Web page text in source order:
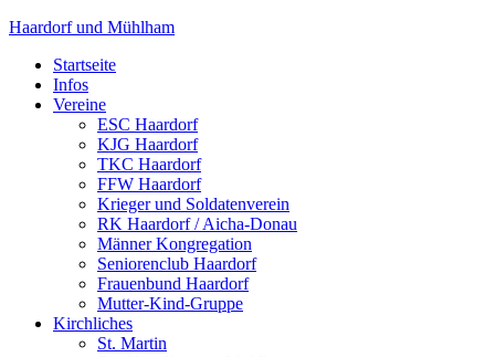
Haardorf und Mühlham
Startseite
Infos
Vereine
ESC Haardorf
KJG Haardorf
TKC Haardorf
FFW Haardorf
Krieger und Soldatenverein
RK Haardorf / Aicha-Donau
Männer Kongregation
Seniorenclub Haardorf
Frauenbund Haardorf
Mutter-Kind-Gruppe
Kirchliches
St. Martin